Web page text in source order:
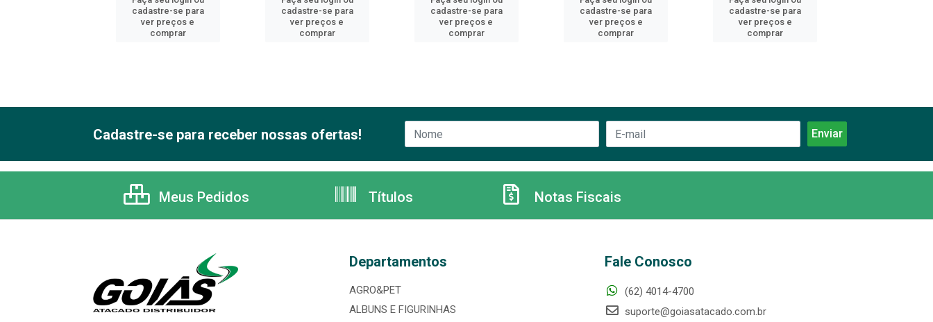
cadastre-se para
ver preços e
comprar
cadastre-se para
ver preços e
comprar
cadastre-se para
ver preços e
comprar
cadastre-se para
ver preços e
comprar
cadastre-se para
ver preços e
comprar
Cadastre-se para receber nossas ofertas!
Meus Pedidos Títulos Notas Fiscais
Departamentos
AGRO&PET
ALBUNS E FIGURINHAS
Fale Conosco
(62) 4014-4700
suporte@goiasatacado.com.br